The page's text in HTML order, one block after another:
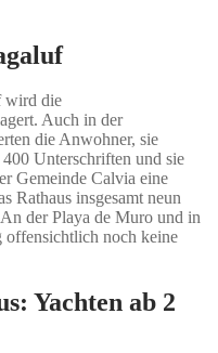
wird die
Auch in der
die Anwohner, sie
Unterschriften und sie
Gemeinde Calvia eine
Rathaus insgesamt neun
der Playa de Muro und in
offensichtlich noch keine
Yachten ab 2